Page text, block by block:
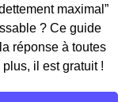
maximal”
? Ce guide
réponse à toutes
il est gratuit !